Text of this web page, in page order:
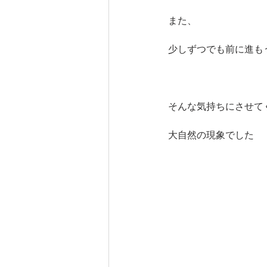
また、
少しずつでも前に進も
そんな気持ちにさせて
大自然の現象でした